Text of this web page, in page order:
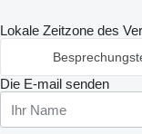
Lokale Zeitzone des
Die E-mail senden